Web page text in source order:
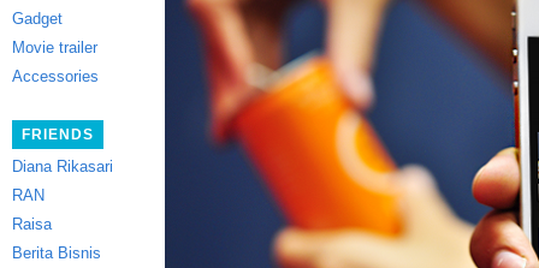
Gadget
Movie trailer
Accessories
FRIENDS
Diana Rikasari
RAN
Raisa
Berita Bisnis